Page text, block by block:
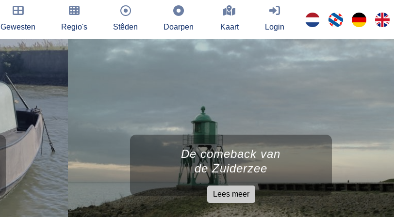
Gewesten Regio's Stêden Doarpen Kaart Login
De comeback van
de Zuiderzee
Lees meer